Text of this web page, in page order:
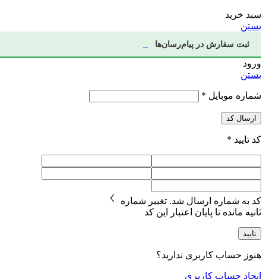
سبد خرید
بستن
ثبت سفارش در پیام‌رسان‌ها
ورود
بستن
شماره موبایل *
ارسال کد
کد تایید *
کد به شماره ارسال شد. تغییر شماره
ثانیه مانده تا پایان اعتبار این کد
تایید
هنوز حساب کاربری ندارید؟
ایجاد حساب کاربری